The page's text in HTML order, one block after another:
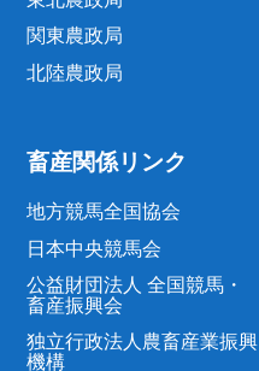
関東農政局
北陸農政局
畜産関係リンク
地方競馬全国協会
日本中央競馬会
公益財団法人 全国競馬・
畜産振興会
独立行政法人農畜産業振興
機構